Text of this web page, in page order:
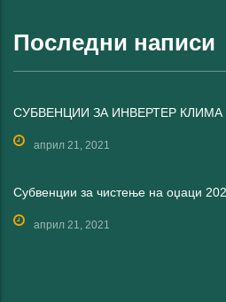
Последни написи
СУБВЕНЦИИ ЗА ИНВЕРТЕР КЛИМА
април 21, 2021
Субвенции за чистење на оџаци
април 21, 2021